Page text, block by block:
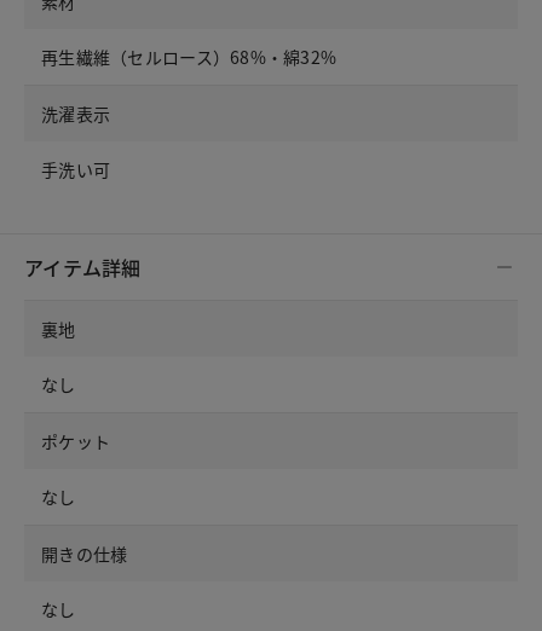
再生繊維（セルロース）68%・綿32%
洗濯表示
手洗い可
アイテム詳細
裏地
なし
ポケット
なし
開きの仕様
なし